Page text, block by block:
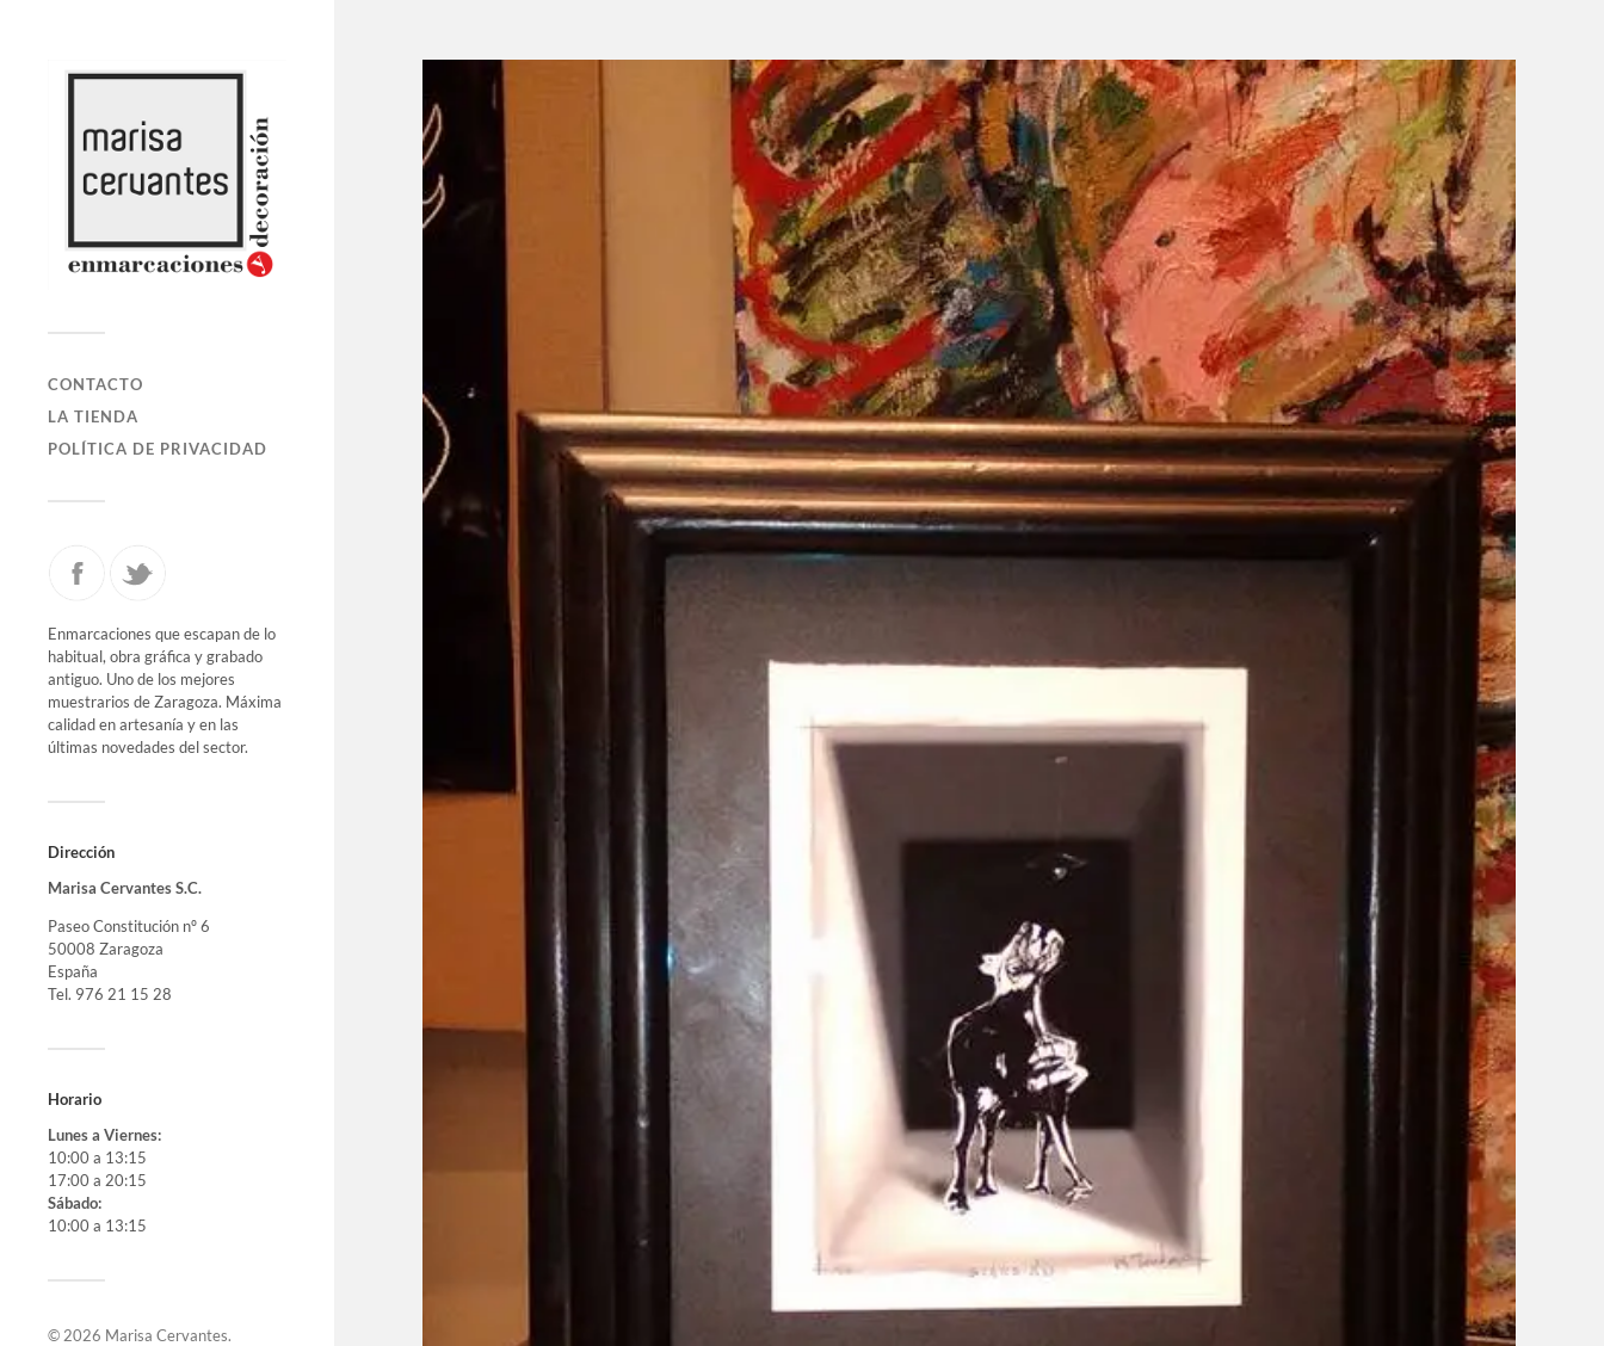
CONTACTO
LA TIENDA
POLÍTICA DE PRIVACIDAD
Enmarcaciones que escapan de lo
habitual, obra gráfica y grabado
antiguo. Uno de los mejores
muestrarios de Zaragoza. Máxima
calidad en artesanía y en las
últimas novedades del sector.
Dirección
Marisa Cervantes S.C.
Paseo Constitución nº 6
50008 Zaragoza
España
Tel. 976 21 15 28
Horario
Lunes a Viernes:
10:00 a 13:15
17:00 a 20:15
Sábado:
10:00 a 13:15
© 2026 Marisa Cervantes.